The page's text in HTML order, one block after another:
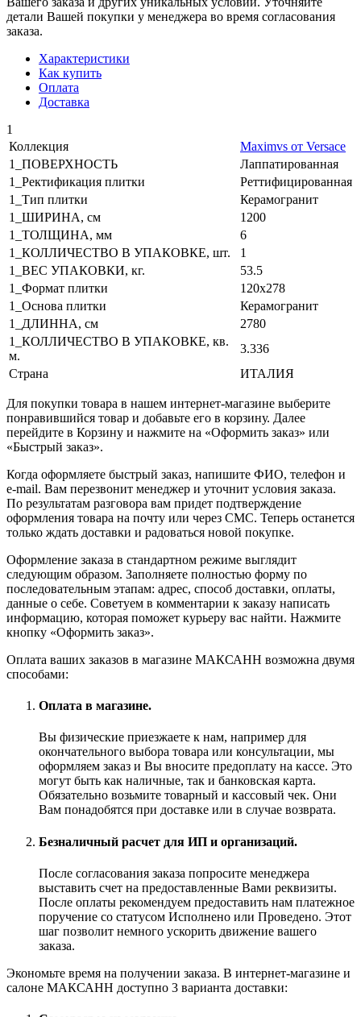
детали Вашей покупки у менеджера во время согласования
заказа.
Характеристики
Как купить
Оплата
Доставка
1
Коллекция
Maximvs от Versace
1_ПОВЕРХНОСТЬ
Лаппатированная
1_Ректификация плитки
Реттифицированная
1_Тип плитки
Керамогранит
1_ШИРИНА, cм
1200
1_ТОЛЩИНА, мм
6
1_КОЛЛИЧЕСТВО В УПАКОВКЕ, шт.
1
1_ВЕС УПАКОВКИ, кг.
53.5
1_Формат плитки
120x278
1_Основа плитки
Керамогранит
1_ДЛИННА, cм
2780
1_КОЛЛИЧЕСТВО В УПАКОВКЕ, кв.
м.
3.336
Страна
ИТАЛИЯ
Для покупки товара в нашем интернет-магазине выберите
понравившийся товар и добавьте его в корзину. Далее
перейдите в Корзину и нажмите на «Оформить заказ» или
«Быстрый заказ».
Когда оформляете быстрый заказ, напишите ФИО, телефон и
e-mail. Вам перезвонит менеджер и уточнит условия заказа.
По результатам разговора вам придет подтверждение
оформления товара на почту или через СМС. Теперь останется
только ждать доставки и радоваться новой покупке.
Оформление заказа в стандартном режиме выглядит
следующим образом. Заполняете полностью форму по
последовательным этапам: адрес, способ доставки, оплаты,
данные о себе. Советуем в комментарии к заказу написать
информацию, которая поможет курьеру вас найти. Нажмите
кнопку «Оформить заказ».
Оплата ваших заказов в магазине МАКСАНН возможна двумя
способами:
Оплата в магазине.
Вы физические приезжаете к нам, например для
окончательного выбора товара или консультации, мы
оформляем заказ и Вы вносите предоплату на кассе. Это
могут быть как наличные, так и банковская карта.
Обязательно возьмите товарный и кассовый чек. Они
Вам понадобятся при доставке или в случае возврата.
Безналичный расчет для ИП и организаций.
После согласования заказа попросите менеджера
выставить счет на предоставленные Вами реквизиты.
После оплаты рекомендуем предоставить нам платежное
поручение со статусом Исполнено или Проведено. Этот
шаг позволит немного ускорить движение вашего
заказа.
Экономьте время на получении заказа. В интернет-магазине и
салоне МАКСАНН доступно 3 варианта доставки: